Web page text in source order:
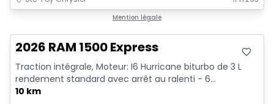
Mention légale
2026 RAM 1500 Express
Traction intégrale, Moteur: I6 Hurricane biturbo de 3 L
rendement standard avec arrêt au ralenti - 6...
10 km